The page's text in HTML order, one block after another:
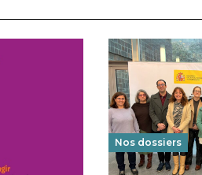
Nos dossiers